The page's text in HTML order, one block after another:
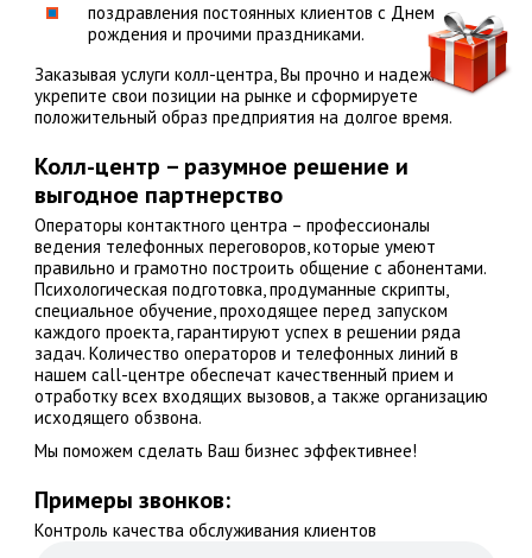
поздравления постоянных клиентов с Днем
рождения и прочими праздниками.
Заказывая услуги колл-центра, Вы прочно и надежно
укрепите свои позиции на рынке и сформируете
положительный образ предприятия на долгое время.
Колл-центр – разумное решение и
выгодное партнерство
Операторы контактного центра – профессионалы
ведения телефонных переговоров, которые умеют
правильно и грамотно построить общение с абонентами.
Психологическая подготовка, продуманные скрипты,
специальное обучение, проходящее перед запуском
каждого проекта, гарантируют успех в решении ряда
задач. Количество операторов и телефонных линий в
нашем call-центре обеспечат качественный прием и
отработку всех входящих вызовов, а также организацию
исходящего обзвона.
Мы поможем сделать Ваш бизнес эффективнее!
Примеры звонков:
Контроль качества обслуживания клиентов